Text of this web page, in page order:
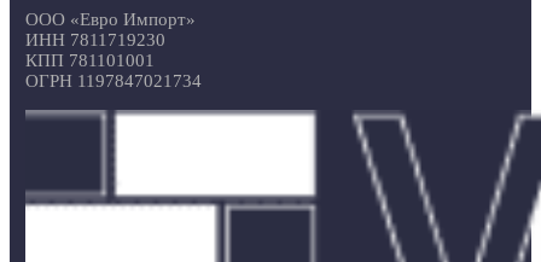
ООО «Евро Импорт»
ИНН 7811719230
КПП 781101001
ОГРН 1197847021734